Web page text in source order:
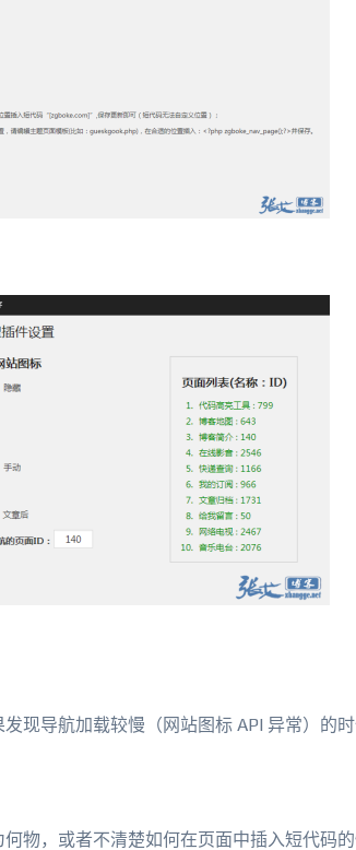
现导航加载较慢（网站图标 API 异常）的
物，或者不清楚如何在页面中插入短代码